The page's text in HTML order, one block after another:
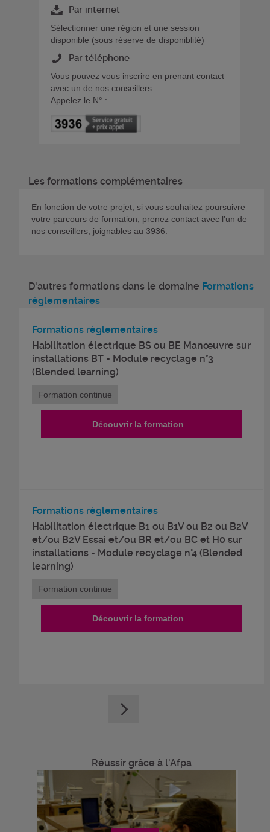
Par internet
Sélectionner une région et une session
disponible (sous réserve de disponiblité)
Par téléphone
Vous pouvez vous inscrire en prenant contact
avec un de nos conseillers.
Appelez le N° :
Les formations complémentaires
En fonction de votre projet, si vous souhaitez poursuivre
votre parcours de formation, prenez contact avec l’un de
nos conseillers, joignables au 3936.
D'autres formations dans le domaine Formations
réglementaires
Formations réglementaires
Habilitation électrique BS ou BE Manœuvre sur
installations BT - Module recyclage n°3
(Blended learning)
Formation continue
Découvrir la formation
Formations réglementaires
Habilitation électrique B1 ou B1V ou B2 ou B2V
et/ou B2V Essai et/ou BR et/ou BC et H0 sur
installations - Module recyclage n°4 (Blended
learning)
Formation continue
Découvrir la formation
Réussir grâce à l'Afpa